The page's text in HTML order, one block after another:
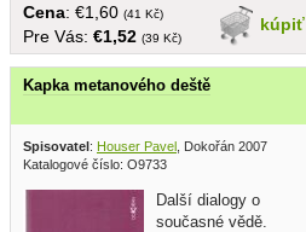
kúpiť
Cena: €1,60 (41 Kč)
Pre Vás: €1,52 (39 Kč)
Kapka metanového deště
Spisovatel : Houser Pavel
, Dokořán 2007
Katalogové číslo: O9733
Další dialogy o
současné vědě.